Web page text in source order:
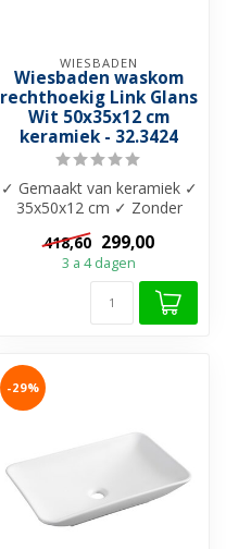
WIESBADEN
Wiesbaden waskom
rechthoekig Link Glans
Wit 50x35x12 cm
keramiek - 32.3424
✓ Gemaakt van keramiek ✓
35x50x12 cm ✓ Zonder
overloop ✓ Leverbaar in
Wit en Mat...
418,60 299,00
3 a 4 dagen
-29%